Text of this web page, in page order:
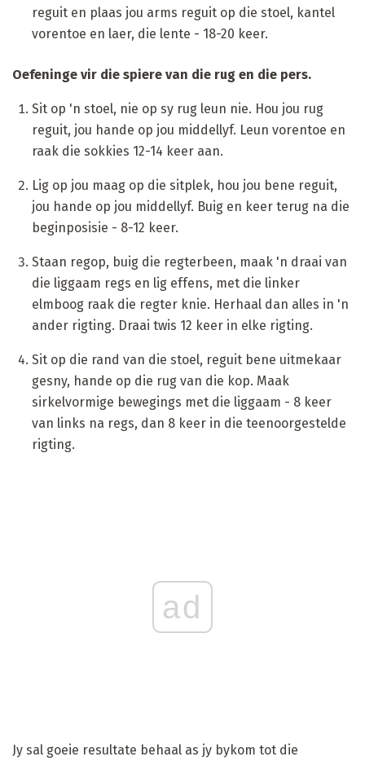
reguit en plaas jou arms reguit op die stoel, kantel
vorentoe en laer, die lente - 18-20 keer.
Oefeninge vir die spiere van die rug en die pers.
Sit op 'n stoel, nie op sy rug leun nie. Hou jou rug
reguit, jou hande op jou middellyf. Leun vorentoe en
raak die sokkies 12-14 keer aan.
Lig op jou maag op die sitplek, hou jou bene reguit,
jou hande op jou middellyf. Buig en keer terug na die
beginposisie - 8-12 keer.
Staan regop, buig die regterbeen, maak 'n draai van
die liggaam regs en lig effens, met die linker
elmboog raak die regter knie. Herhaal dan alles in 'n
ander rigting. Draai twis 12 keer in elke rigting.
Sit op die rand van die stoel, reguit bene uitmekaar
gesny, hande op die rug van die kop. Maak
sirkelvormige bewegings met die liggaam - 8 keer
van links na regs, dan 8 keer in die teenoorgestelde
rigting.
ad
Jy sal goeie resultate behaal as jy bykom tot die